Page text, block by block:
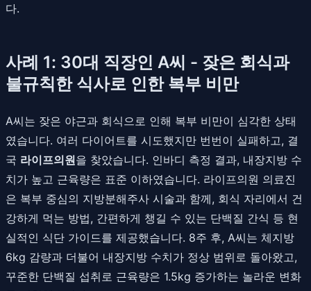
다.
사례 1: 30대 직장인 A씨 - 잦은 회식과
불규칙한 식사로 인한 복부 비만
A씨는 잦은 야근과 회식으로 인해 복부 비만이 심각한 상태
였습니다. 여러 다이어트를 시도했지만 번번이 실패하고, 결
국 라이프의원을 찾았습니다. 인바디 측정 결과, 내장지방 수
치가 높고 근육량은 표준 이하였습니다. 라이프의원 의료진
은 복부 중심의 지방분해주사 시술과 함께, 회식 자리에서 건
강하게 먹는 방법, 간편하게 챙길 수 있는 단백질 간식 등 현
실적인 식단 가이드를 제공했습니다. 8주 후, A씨는 체지방
6kg 감량과 더불어 내장지방 수치가 정상 범위로 돌아왔고,
꾸준한 단백질 섭취로 근육량은 1.5kg 증가하는 놀라운 변화